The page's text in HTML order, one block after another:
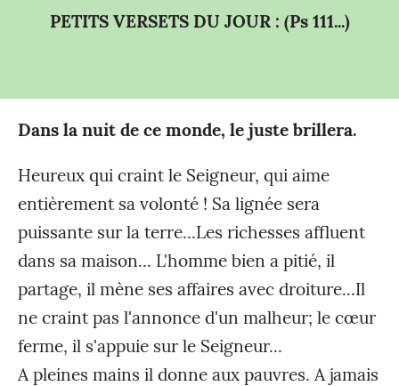
PETITS VERSETS DU JOUR : (Ps 111...)
Dans la nuit de ce monde, le juste brillera.
Heureux qui craint le Seigneur, qui aime
entièrement sa volonté ! Sa lignée sera
puissante sur la terre...Les richesses affluent
dans sa maison... L'homme bien a pitié, il
partage, il mène ses affaires avec droiture...Il
ne craint pas l'annonce d'un malheur; le cœur
ferme, il s'appuie sur le Seigneur...
A pleines mains il donne aux pauvres. A jamais